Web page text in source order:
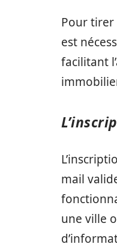
Pour
est
facilitant
mail
une ville